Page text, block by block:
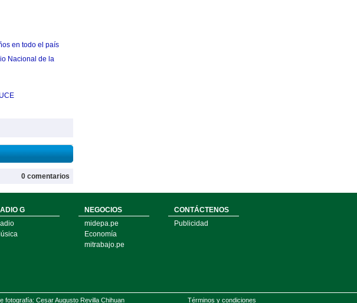
en todo el país
Nacional de la
0 comentarios
G
NEGOCIOS
midepa.pe
Economía
mitrabajo.pe
CONTÁCTENOS
Publicidad
fotografía: Cesar Augusto Revilla Chihuan Términos y condiciones